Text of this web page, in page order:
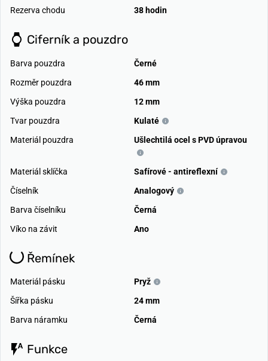
Rezerva chodu
38 hodin
Ciferník a pouzdro
Barva pouzdra
Černé
Rozměr pouzdra
46 mm
Výška pouzdra
12 mm
Tvar pouzdra
Kulaté
Materiál pouzdra
Ušlechtilá ocel s PVD úpravou
Materiál sklíčka
Safírové - antireflexní
Číselník
Analogový
Barva číselníku
Černá
Víko na závit
Ano
Řemínek
Materiál pásku
Pryž
Šířka pásku
24 mm
Barva náramku
Černá
Funkce